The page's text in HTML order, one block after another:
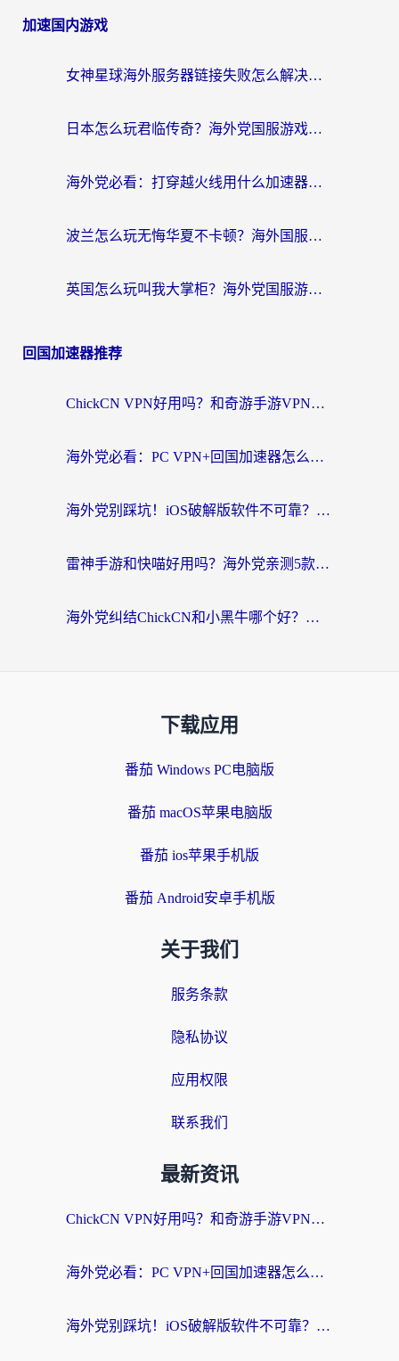
加速国内游戏
女神星球海外服务器链接失败怎么解决？海外党国服游戏加速避坑指南
日本怎么玩君临传奇？海外党国服游戏加速避坑指南（附菲律宾欧洲玩家实测）
海外党必看：打穿越火线用什么加速器？解决延迟卡顿，还能玩奇妙拼图世界和第五人格
波兰怎么玩无悔华夏不卡顿？海外国服游戏加速器终极指南（附征途2萤火突击解决方案）
英国怎么玩叫我大掌柜？海外党国服游戏加速避坑指南（附实测推荐）
回国加速器推荐
ChickCN VPN好用吗？和奇游手游VPN对比哪个回国效果更好？海外党亲测实用指南
海外党必看：PC VPN+回国加速器怎么选？无缝访问国内资源全攻略
海外党别踩坑！iOS破解版软件不可靠？教你选对回国加速器无缝看国内资源
雷神手游和快喵好用吗？海外党亲测5款回国加速器，附斧牛Bling对比+微信视频号解决办法
海外党纠结ChickCN和小黑牛哪个好？一篇帮你选对回国加速器的实用指南
下载应用
番茄 Windows PC电脑版
番茄 macOS苹果电脑版
番茄 ios苹果手机版
番茄 Android安卓手机版
关于我们
服务条款
隐私协议
应用权限
联系我们
最新资讯
ChickCN VPN好用吗？和奇游手游VPN对比哪个回国效果更好？海外党亲测实用指南
海外党必看：PC VPN+回国加速器怎么选？无缝访问国内资源全攻略
海外党别踩坑！iOS破解版软件不可靠？教你选对回国加速器无缝看国内资源